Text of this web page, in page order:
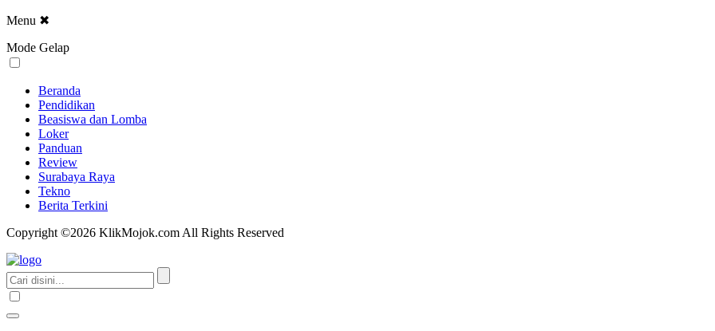
Menu ✖
Mode Gelap
Beranda
Pendidikan
Beasiswa dan Lomba
Loker
Panduan
Review
Surabaya Raya
Tekno
Berita Terkini
Copyright ©2026 KlikMojok.com All Rights Reserved